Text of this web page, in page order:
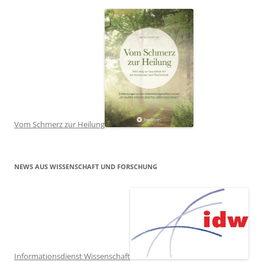
Vom Schmerz zur Heilung
NEWS AUS WISSENSCHAFT UND FORSCHUNG
Informationsdienst Wissenschaft